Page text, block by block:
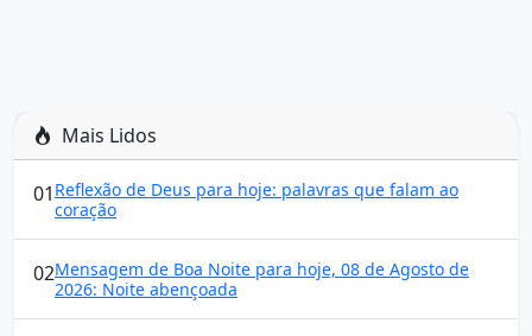
Mais Lidos
01 Reflexão de Deus para hoje: palavras que falam ao
coração
02Mensagem de Boa Noite para hoje, 08 de Agosto de
2026: Noite abençoada